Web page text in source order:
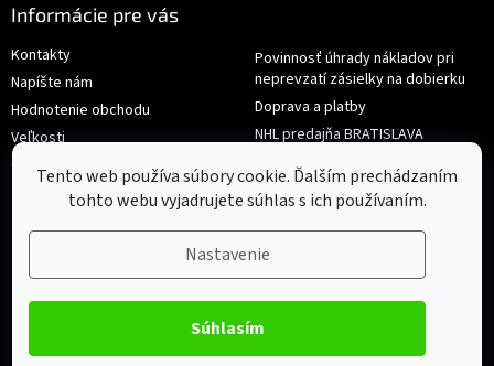
Tento web používa súbory cookie. Ďalším prechádzaním
tohto webu vyjadrujete súhlas s ich používaním.
Nastavenie
Súhlasím
Informácie pre vás
Kontakty
Napíšte nám
Hodnotenie obchodu
Veľkosti
Obchodné podmienky
Povinnosť úhrady nákladov pri
neprevzatí zásielky na dobierku
Doprava a platby
NHL predajňa BRATISLAVA
Reklamace/Výměna